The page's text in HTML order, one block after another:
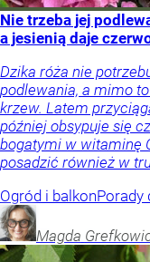
Nie trzeba jej
a jesienią daje
Dzika róża nie
podlewania, a mimo
krzew. Latem
później obsypuje się
bogatymi w witaminę
posadzić również w
Ogród i balkonPorady
Magda